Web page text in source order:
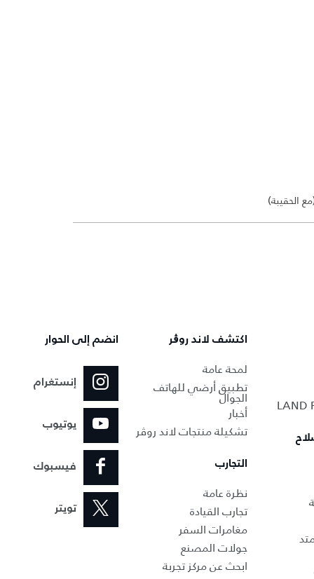
اكتشف لاند روڨر
لمحة عامة
تطبيق أرضي للهاتف
الجوال
أخبار
تشكيلة منتجات لاند روڤر
التجارب
نظرة عامة
تجارب القيادة
مغامرات السفر
جولات المصنع
ابحث عن مركز تجربة
انضم إلى الحوار
إنستغرام
يوتيوب
فيسبوك
تويتر